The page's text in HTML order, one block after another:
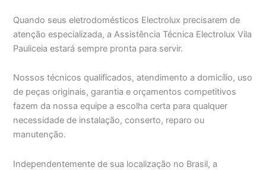
Quando seus eletrodomésticos Electrolux precisarem de
atenção especializada, a Assistência Técnica Electrolux Vila
Pauliceia estará sempre pronta para servir.
Nossos técnicos qualificados, atendimento a domicílio, uso
de peças originais, garantia e orçamentos competitivos
fazem da nossa equipe a escolha certa para qualquer
necessidade de instalação, conserto, reparo ou
manutenção.
Independentemente de sua localização no Brasil, a